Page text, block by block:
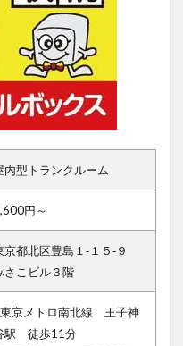
内型トランクルーム
円～
京都北区豊島１‐１５‐９
さこビル３階
京メトロ南北線 王子神
駅 徒歩11分